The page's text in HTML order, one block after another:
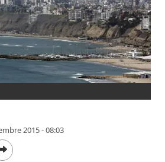
2015 - 08:03